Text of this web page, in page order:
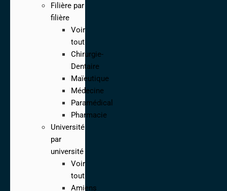
Filière par
filière
Voir
tout
Chirurgie-
Dentaire
Maïeutique
Médecine
Paramédical
Pharmacie
Université
par
université
Voir
tout
Amiens